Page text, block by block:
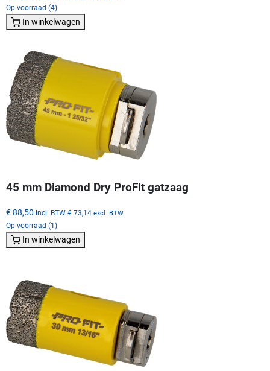
Op voorraad (4)
In winkelwagen
45 mm Diamond Dry ProFit gatzaag
€ 88,50 incl. BTW € 73,14 excl. BTW
Op voorraad (1)
In winkelwagen